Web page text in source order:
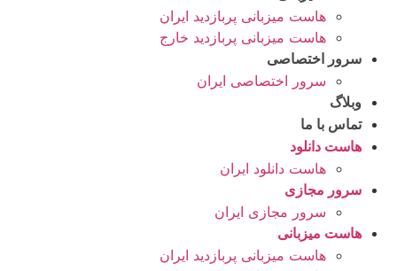
هاست میزبانی پربازدید ایران
هاست میزبانی پربازدید خارج
سرور اختصاصی
سرور اختصاصی ایران
وبلاگ
تماس با ما
هاست دانلود
هاست دانلود ایران
سرور مجازی
سرور مجازی ایران
هاست میزبانی
هاست میزبانی پربازدید ایران